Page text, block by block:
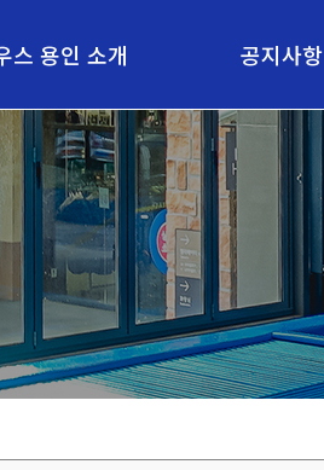
스 용인 소개 공지사항
한시설
원수 제한
공파도 즐기기
공지사항